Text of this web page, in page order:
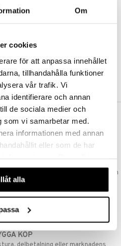
Om
cookies
för att anpassa innehållet
tillhandahålla funktioner
vår trafik. Vi
identifierare och annan
de sociala medier och
vi samarbetar med.
informationen med annan
eller som de har
av vår webbplats.
alla
FRAKTEN?
gräns för fraktfri leverans bestäms
handlar från. Läs mer här »
varor i lager) skickas normalt ut från
dag.
som visar att vi är godkända av
KÖP